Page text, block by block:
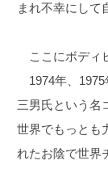
まれ不幸にして
ここにボディ
1974年、1975
三男氏という名
世界でもっとも
れたお陰で世界